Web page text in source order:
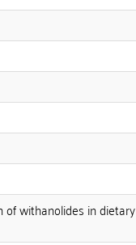
withanolides in dietary